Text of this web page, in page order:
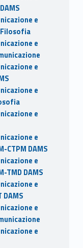
e
e
e
e
e
e
DAMS
e
DAMS
e
e
e